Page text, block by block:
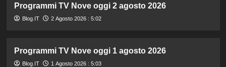
Programmi TV Nove oggi 2 agosto 2026
Blog.IT 2 Agosto 2026 : 5:02
Programmi TV Nove oggi 1 agosto 2026
Blog.IT 1 Agosto 2026 : 5:03